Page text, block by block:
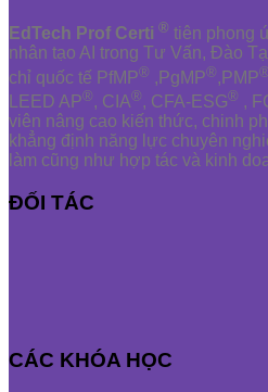
EdTech Prof Certi ® tiên phong
nhân tạo AI trong Tư Vấn, Đào
chỉ quốc tế PfMP® ,PgMP®,PMP®
LEED AP®, CIA®, CFA-ESG® ,
viên nâng cao kiến thức, chinh
khẳng định năng lực chuyên
làm cũng như hợp tác và kinh
ĐỐI TÁC
CÁC KHÓA HỌC